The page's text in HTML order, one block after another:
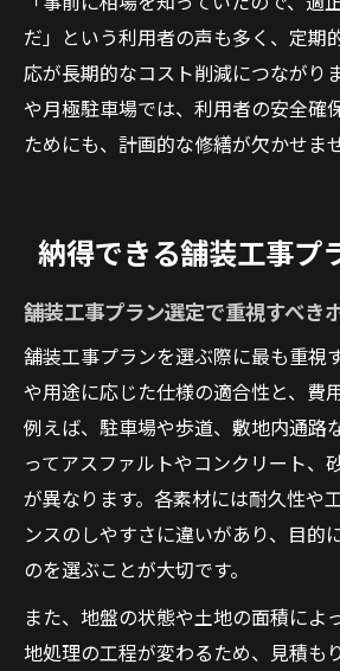
だ」という利用者の声も多く、定期
応が長期的なコスト削減につながり
や月極駐車場では、利用者の安全確
ためにも、計画的な修繕が欠かせま
納得できる舗装工事プ
舗装工事プラン選定で重視すべき
舗装工事プランを選ぶ際に最も重視
や用途に応じた仕様の適合性と、費
例えば、駐車場や歩道、敷地内通路
ってアスファルトやコンクリート、
が異なります。各素材には耐久性や
ンスのしやすさに違いがあり、目的
のを選ぶことが大切です。
また、地盤の状態や土地の面積によ
地処理の工程が変わるため、見積も